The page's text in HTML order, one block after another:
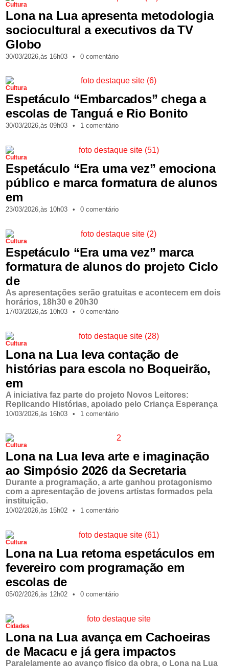
Cultura
Lona na Lua apresenta metodologia
sociocultural a executivos da TV
Globo
30/03/2026,às 16h03 • 0 comentário
Cultura
Espetáculo “Embarcados” chega a
escolas de Tanguá e Rio Bonito
30/03/2026,às 09h03 • 1 comentário
Cultura
Espetáculo “Era uma vez” emociona
público e marca formatura de alunos
em
23/03/2026,às 10h03 • 0 comentário
Cultura
Espetáculo “Era uma vez” marca
formatura de alunos do projeto Ciclo
de
As apresentações serão gratuitas e acontecem em dois
horários, 18h30 e 20h30
17/03/2026,às 10h03 • 0 comentário
Cultura
Lona na Lua leva contação de
histórias para escola no Boqueirão,
em
A iniciativa faz parte do projeto Novos Leitores:
Replicando Histórias, apoiado pelo Criança Esperança
10/03/2026,às 16h03 • 1 comentário
Cultura
Lona na Lua leva arte e imaginação
ao Simpósio 2026 da Secretaria
Durante a programação, a arte ganhou protagonismo
com a apresentação de jovens artistas formados pela
instituição.
10/02/2026,às 15h02 • 1 comentário
Cultura
Lona na Lua retoma espetáculos em
fevereiro com programação em
escolas de
05/02/2026,às 12h02 • 0 comentário
Cidades
Lona na Lua avança em Cachoeiras
de Macacu e já gera impactos
Paralelamente ao avanço físico da obra, o Lona na Lua